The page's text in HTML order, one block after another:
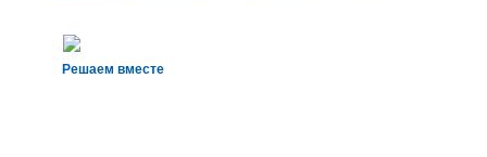
Решаем вместе